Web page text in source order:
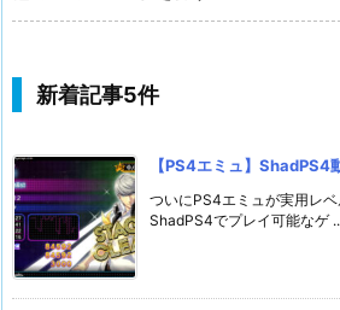
新着記事5件
【PS4エミュ】ShadPS4
ついにPS4エミュが実用レ
ShadPS4でプレイ可能なゲ